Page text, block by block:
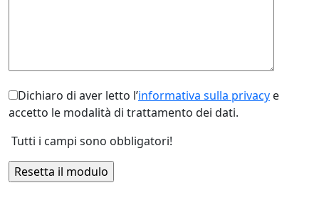
Dichiaro di aver letto l’informativa sulla privacy e
accetto le modalità di trattamento dei dati.
Tutti i campi sono obbligatori!